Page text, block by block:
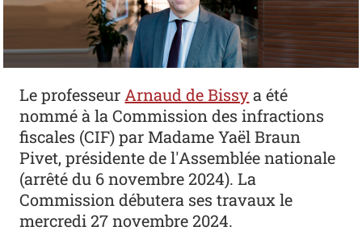
Le professeur Arnaud de Bissya été
nommé à la Commission des infractions
fiscales (CIF) par Madame Yaël Braun
Pivet, présidente de l'Assemblée nationale
(arrêté du 6 novembre 2024). La
Commission débutera ses travaux le
mercredi 27 novembre 2024.